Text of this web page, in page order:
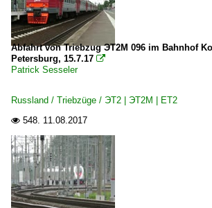
Abfahrt von Triebzug ЭТ2M 096 im Bahnhof
Petersburg, 15.7.17 
Patrick Sesseler
Russland / Triebzüge / ЭТ2 | ЭТ2M | ET2
 548. 11.08.2017